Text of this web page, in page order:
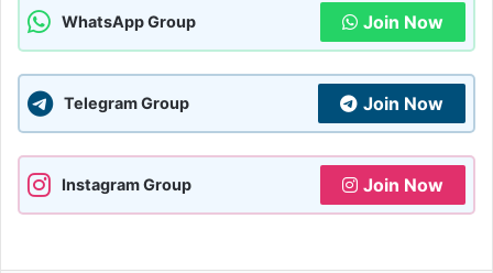
WhatsApp Group Join Now
Telegram Group Join Now
Instagram Group Join Now